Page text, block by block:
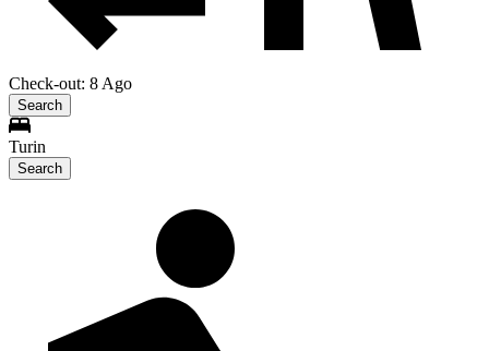
Check-out: 8 Ago
Search
Turin
Search